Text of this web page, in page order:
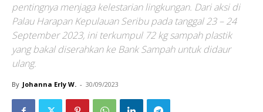
pentingnya menjaga kelestarian lingkungan. Dari aksi di
Palau Harapan Kepulauan Seribu pada tanggal 23 – 24
September 2023, ini terkumpul 72 kg sampah plastik
yang bakal diserahkan ke Bank Sampah untuk didaur
ulang.
By Johanna Erly W. - 30/09/2023